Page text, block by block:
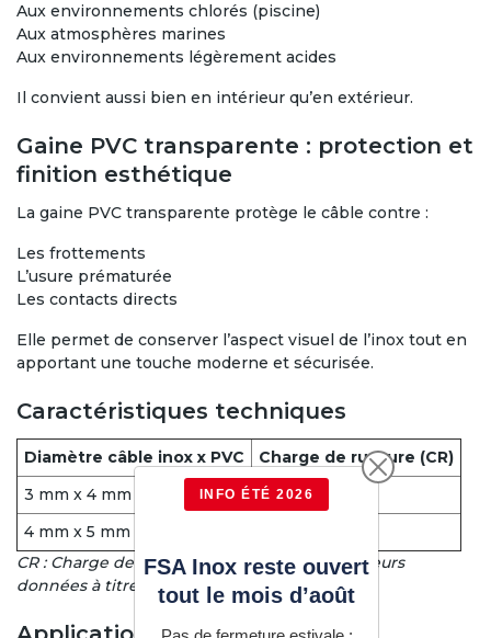
Aux environnements chlorés (piscine)
Aux atmosphères marines
Aux environnements légèrement acides
Il convient aussi bien en intérieur qu’en extérieur.
Gaine PVC transparente : protection et
finition esthétique
La gaine PVC transparente protège le câble contre :
Les frottements
L’usure prématurée
Les contacts directs
Elle permet de conserver l’aspect visuel de l’inox tout en
apportant une touche moderne et sécurisée.
Caractéristiques techniques
Diamètre câble inox x PVC
Charge de rupture (CR)
3 mm x 4 mm
550 kg
4 mm x 5 mm
CR : Charge de rupture en kilogrammes – valeurs
données à titre indicatif.
INFO ÉTÉ 2026
FSA Inox reste ouvert
tout le mois d’août